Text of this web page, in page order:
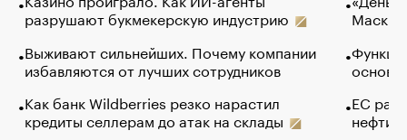
разрушают букмекерскую индустрию
Выживают сильнейших. Почему компании
избавляются от лучших сотрудников
Как банк Wildberries резко нарастил
кредиты селлерам до атак на склады
Маск в
основ
ЕС
нефти